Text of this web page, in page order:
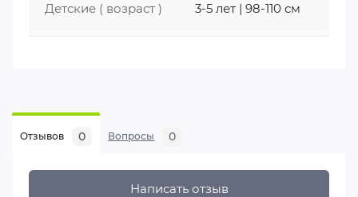
Детские ( возраст ) 3-5 лет | 98-110 см
Отзывов 0 Вопросы 0
Написать отзыв